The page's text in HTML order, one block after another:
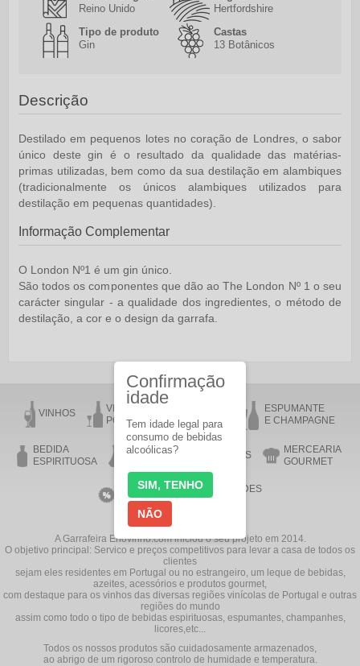
Reino Unido
Hertfordshire
Tipo de produto
Gin
Castas
13 Botânicos
Descrição
Destilado em pequenos lotes no coração de Londres, o sabor
único deste gin é o resultado da qualidade das matérias-
primas utilizadas, bem como da sua destilação em alambiques
(tradicionalmente os únicos alambiques utilizados para
destilação em pequenas quantidades).
Informação Complementar
O London Nº1 é um gin único.
São todos os componentes que dão ao The London Nº 1 o seu
carácter singular - a qualidade dos ingredientes, o método de
destilação, a cor e o design da garrafa.
VINHOS
VINHO DO
PORTO
MADEIRA
ESPUMANTE
E CHAMPAGNE
BEDIDA
ESPIRITUOSA
AZEITE ACESSÓRIOS
MERCEARIA
GOURMET
VINHOS EM
PROMOÇÃO
NOVIDADES
A Garrafeira Enovinho.com iniciou o seu projeto em 2014.
O objetivo principal: Servico e preços competitivos para levar a casa de todos os
clientes
sejam eles residentes em Portugal ou no estrangeiro, um leque de bebidas,
azeites, acessórios e produtos gourmet,
com destaque para os vinhos das diversas regiões vinícolas de Portugal e outras
regiões do mundo
assim como todo o tipo de bebidas espirituosas, espumantes, champanhes,
licores,etc...
Todos os nossos produtos são cuidadosamente armazenados,
ao abrigo de um rigoroso controlo de humidade e temperatura.
Confirmação
idade
Tem idade legal para
consumo de bebidas
alcoólicas?
SIM, TENHO
NÃO